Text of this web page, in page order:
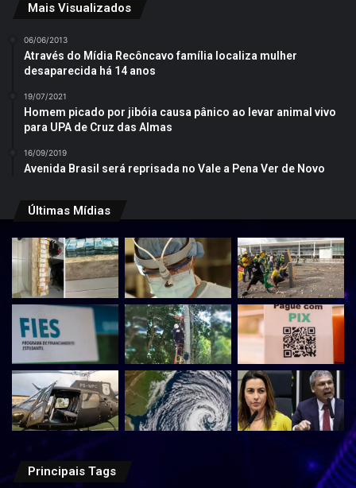
Mais Visualizados
06/06/2013
Através do Mídia Recôncavo família localiza mulher
desaparecida há 14 anos
19/07/2021
Homem picado por jibóia causa pânico ao levar animal vivo
para UPA de Cruz das Almas
16/09/2019
Avenida Brasil será reprisada no Vale a Pena Ver de Novo
Últimas Mídias
Principais Tags